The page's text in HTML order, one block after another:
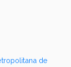
de